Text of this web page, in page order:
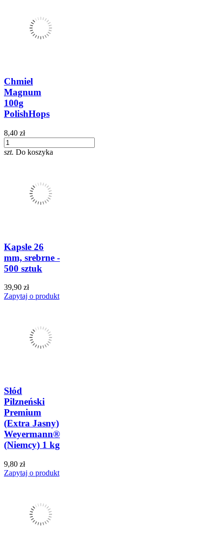
Chmiel
Magnum
100g
PolishHops
8,40 zł
szt. Do koszyka
Kapsle 26
mm, srebrne -
500 sztuk
39,90 zł
Zapytaj o produkt
Słód
Pilzneński
Premium
(Extra Jasny)
Weyermann®
(Niemcy) 1 kg
9,80 zł
Zapytaj o produkt